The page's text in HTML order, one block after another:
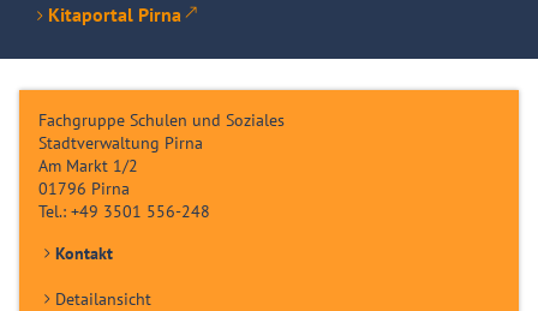
Kitaportal Pirna
Fachgruppe Schulen und Soziales
Stadtverwaltung Pirna
Am Markt 1/2
01796 Pirna
Tel.: +49 3501 556-248
Kontakt
Detailansicht